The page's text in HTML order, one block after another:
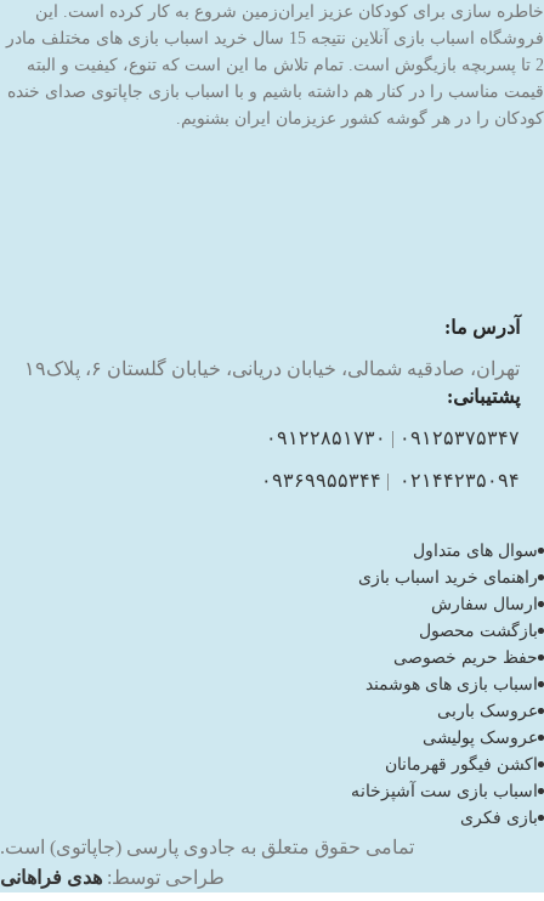
خاطره سازی برای کودکان عزیز ایران‌زمین شروع به کار کرده است. این
فروشگاه اسباب بازی آنلاین نتیجه 15 سال خرید اسباب بازی های مختلف مادر
2 تا پسربچه بازیگوش است. تمام تلاش ما این است که تنوع، کیفیت و البته
قیمت مناسب را در کنار هم داشته باشیم و با اسباب بازی جاپاتوی صدای خنده
کودکان را در هر گوشه کشور عزیزمان ایران بشنویم.
آدرس ما:
تهران، صادقیه شمالی، خیابان دریانی، خیابان گلستان ۶، پلاک۱۹
پشتیبانی:
۰۹۱۲۵۳۷۵۳۴۷ | ۰۹۱۲۲۸۵۱۷۳۰
۰۲۱۴۴۲۳۵۰۹۴ | ۰۹۳۶۹۹۵۵۳۴۴
سوال های متداول
راهنمای خرید اسباب بازی
ارسال سفارش
بازگشت محصول
حفظ حریم خصوصی
اسباب بازی های هوشمند
عروسک باربی
عروسک پولیشی
اکشن فیگور قهرمانان
اسباب بازی ست آشپزخانه
بازی فکری
تمامی حقوق متعلق به جادوی پارسی (جاپاتوی) است.
طراحی توسط: هدی فراهانی